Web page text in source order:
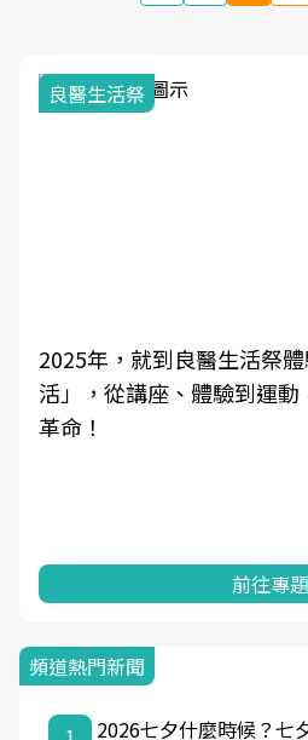
我與健康韌性的距離
良醫健康網從「換季的身
學觀點與日常感受的對話
知，進而引導實際的改善行
前往專題
頻道熱門新聞
2026七夕什麼時候？七